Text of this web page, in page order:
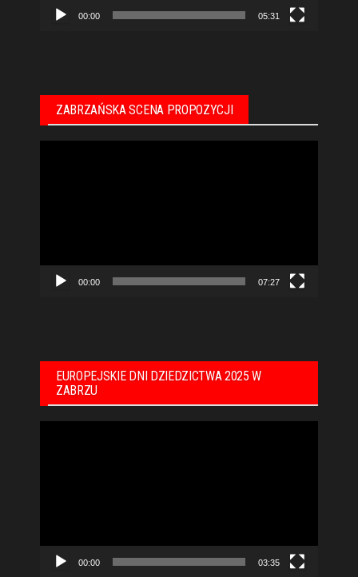
00:00 05:31
ZABRZAŃSKA SCENA PROPOZYCJI
00:00 07:27
EUROPEJSKIE DNI DZIEDZICTWA 2025 W
ZABRZU
00:00 03:35